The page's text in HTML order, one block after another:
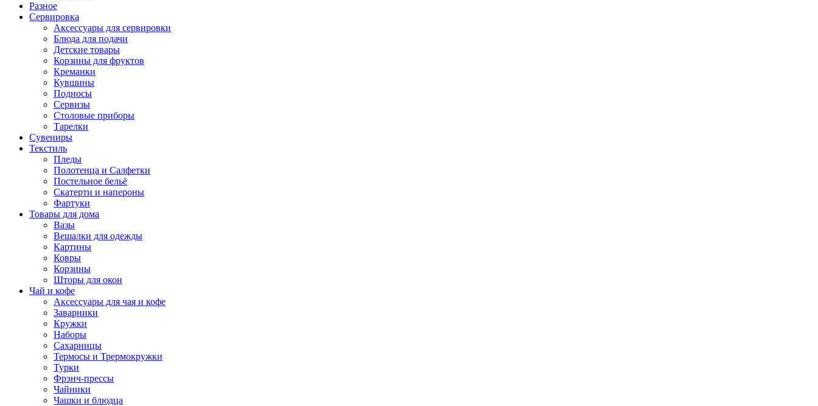
Разное
Сервировка
Аксессуары для сервировки
Блюда для подачи
Детские товары
Корзины для фруктов
Креманки
Кувшины
Подносы
Сервизы
Столовые приборы
Тарелки
Сувениры
Текстиль
Пледы
Полотенца и Салфетки
Постельное бельё
Скатерти и напероны
Фартуки
Товары для дома
Вазы
Вешалки для одежды
Картины
Ковры
Корзины
Шторы для окон
Чай и кофе
Аксессуары для чая и кофе
Заварники
Кружки
Наборы
Сахарницы
Термосы и Трермокружки
Турки
Фрэнч-прессы
Чайники
Чашки и блюдца